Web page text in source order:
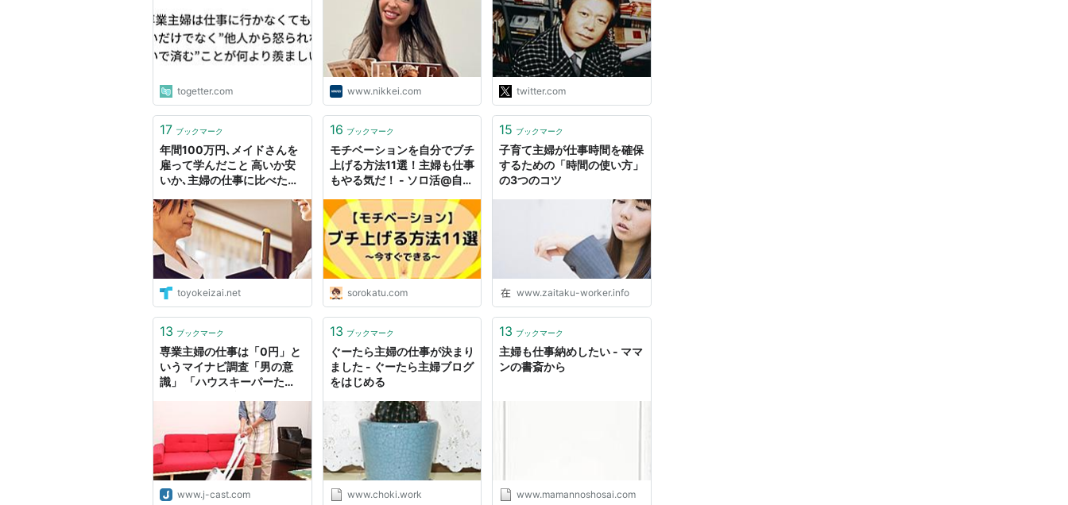
togetter.com www.nikkei.com
す。放射線は見えない。でも
いまは有事です。原発に近い
住民、避難所の人たちは見通
しがなく苦しい。東京は違
う。浄水場の客観的な数値を
行動指針にしてほしい。考え
て行動している主婦や仕事に
就きたくてもつけない主婦を
非難したつもりはありませ
ん。"
twitter.com
17 ブックマーク
年間100万円､メイドさんを
雇って学んだこと 高いか安
いか､主婦の仕事に比べた
toyokeizai.net
16 ブックマーク
モチベーションを自分でブチ
上げる方法11選！主婦も仕事
もやる気だ！ - ソロ活@自由
sorokatu.com
15 ブックマーク
子育て主婦が仕事時間を確保
するための「時間の使い方」
の3つのコツ
www.zaitaku-worker.info
13 ブックマーク
専業主婦の仕事は「0円」と
いうマイナビ調査「男の意
識」 「ハウスキーパーた
www.j-cast.com
13 ブックマーク
ぐーたら主婦の仕事が決まり
ました - ぐーたら主婦ブログ
をはじめる
www.choki.work
13 ブックマーク
主婦も仕事納めしたい - ママ
ンの書斎から
www.mamannoshosai.com